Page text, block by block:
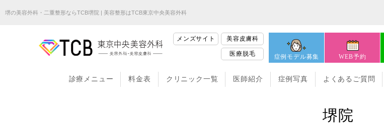
堺の美容外科・二重整形ならTCB堺院 | 美容整形はTCB東京中央美容外科
メンズサイト 美容皮膚科
医療脱毛 症例モデル募集 WEB予約
診療メニュー 料金表 クリニック一覧 医師紹介 症例写真 よくあるご質問
堺院